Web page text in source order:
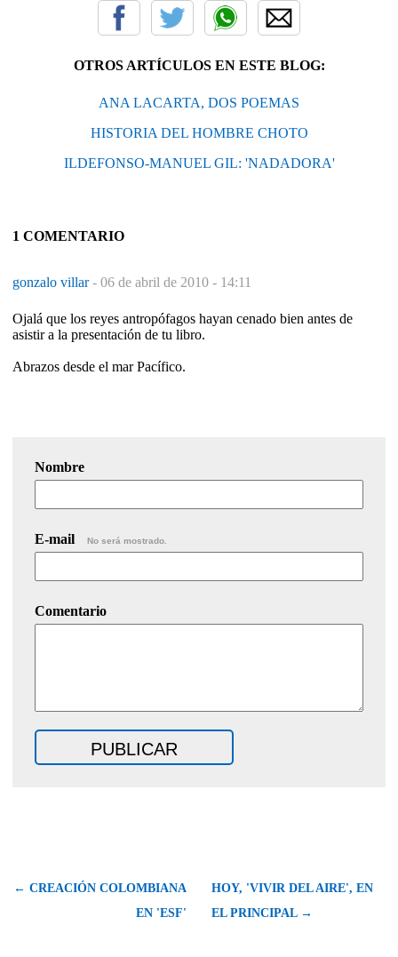
OTROS ARTÍCULOS EN ESTE BLOG:
ANA LACARTA, DOS POEMAS
HISTORIA DEL HOMBRE CHOTO
ILDEFONSO-MANUEL GIL: 'NADADORA'
1 COMENTARIO
gonzalo villar- 06 de abril de 2010 - 14:11
Ojalá que los reyes antropófagos hayan cenado bien antes de
asistir a la presentación de tu libro.
Abrazos desde el mar Pacífico.
Nombre
E-mail No será mostrado.
Comentario
← CREACIÓN COLOMBIANA
EN 'ESF'
HOY, 'VIVIR DEL AIRE', EN
EL PRINCIPAL →